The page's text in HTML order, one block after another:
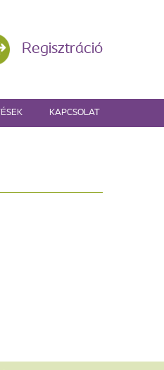
Regisztráció
KAPCSOLAT